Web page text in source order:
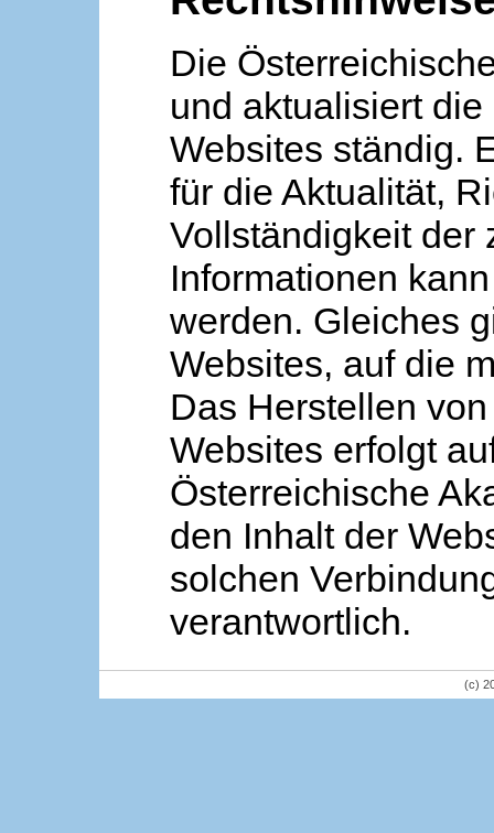
Die
und aktualisiert
Websites ständig.
für die Aktualität,
Vollständigkeit der
Informationen
werden. Gleiches
Websites, auf die
Das Herstellen
Websites erfolgt
Österreichische
den Inhalt der
solchen
verantwortlich.
(c)